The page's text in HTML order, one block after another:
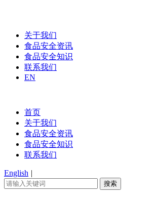
关于我们
食品安全资讯
食品安全知识
联系我们
EN
首页
关于我们
食品安全资讯
食品安全知识
联系我们
English |